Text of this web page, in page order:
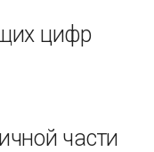
цифр
части